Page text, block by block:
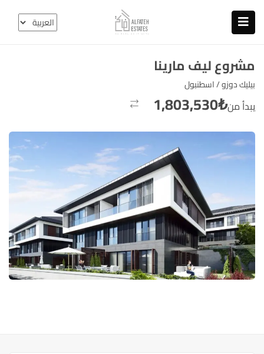
مشروع ليف مارينا
بيليك دوزو / اسطنبول
يبدأ من₺
1,803,530